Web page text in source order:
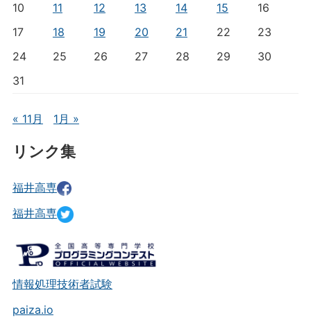
10
11 12 13 14 15
16
17
18 19 20 21 22
23
24
25 26 27 28 29
30
31
« 11月 1月 »
リンク集
福井高専
福井高専
情報処理技術者試験
paiza.io